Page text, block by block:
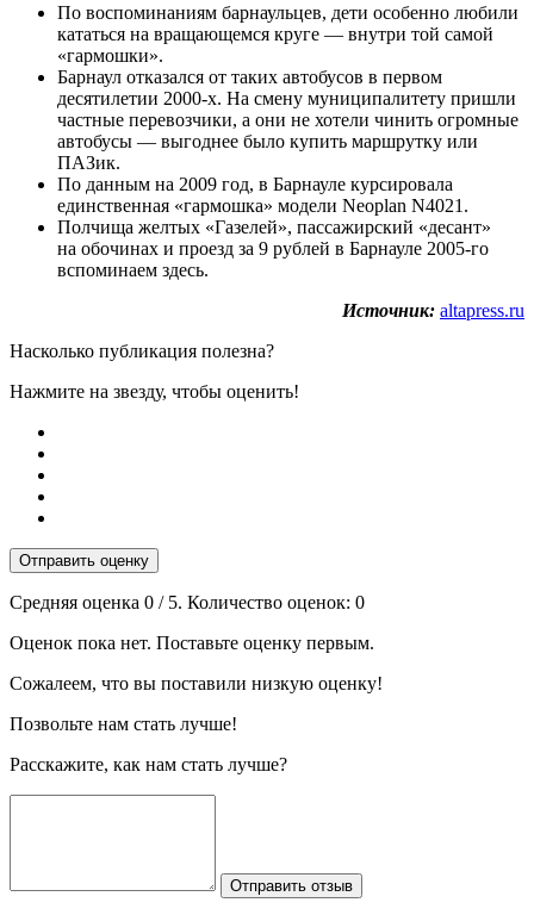
По воспоминаниям барнаульцев, дети особенно любили
кататься на вращающемся круге — внутри той самой
«гармошки».
Барнаул отказался от таких автобусов в первом
десятилетии 2000-х. На смену муниципалитету пришли
частные перевозчики, а они не хотели чинить огромные
автобусы — выгоднее было купить маршрутку или
ПАЗик.
По данным на 2009 год, в Барнауле курсировала
единственная «гармошка» модели Neoplan N4021.
Полчища желтых «Газелей», пассажирский «десант»
на обочинах и проезд за 9 рублей в Барнауле 2005-го
вспоминаем здесь.
Источник: altapress.ru
Насколько публикация полезна?
Нажмите на звезду, чтобы оценить!
Отправить оценку
Средняя оценка 0 / 5. Количество оценок: 0
Оценок пока нет. Поставьте оценку первым.
Сожалеем, что вы поставили низкую оценку!
Позвольте нам стать лучше!
Расскажите, как нам стать лучше?
Отправить отзыв